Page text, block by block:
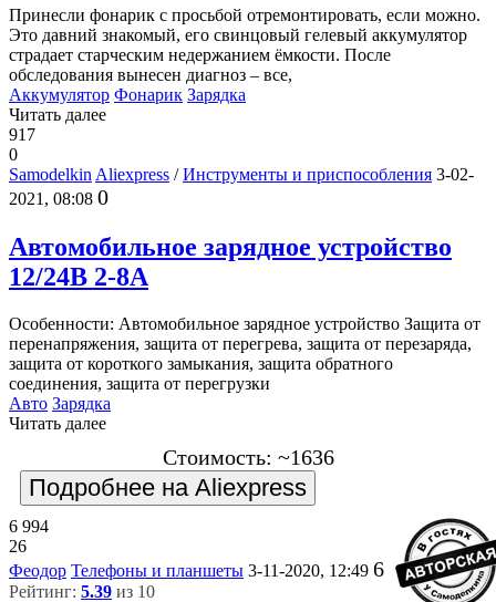
Принесли фонарик с просьбой отремонтировать, если можно.
Это давний знакомый, его свинцовый гелевый аккумулятор
страдает старческим недержанием ёмкости. После
обследования вынесен диагноз – все,
Аккумулятор Фонарик Зарядка
Читать далее
917
0
Samodelkin Aliexpress /Инструменты и приспособления 3-02-
2021, 08:08 0
Автомобильное зарядное устройство
12/24В 2-8А
Особенности: Автомобильное зарядное устройство Защита от
перенапряжения, защита от перегрева, защита от перезаряда,
защита от короткого замыкания, защита обратного
соединения, защита от перегрузки
Авто Зарядка
Читать далее
Стоимость: ~1636
Подробнее на Aliexpress
6 994
26
Феодор Телефоны и планшеты 3-11-2020, 12:49 6
Рейтинг: 5.39 из 10